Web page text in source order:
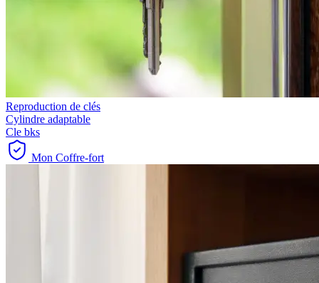
Reproduction de clés
Cylindre adaptable
Cle bks
Mon Coffre-fort